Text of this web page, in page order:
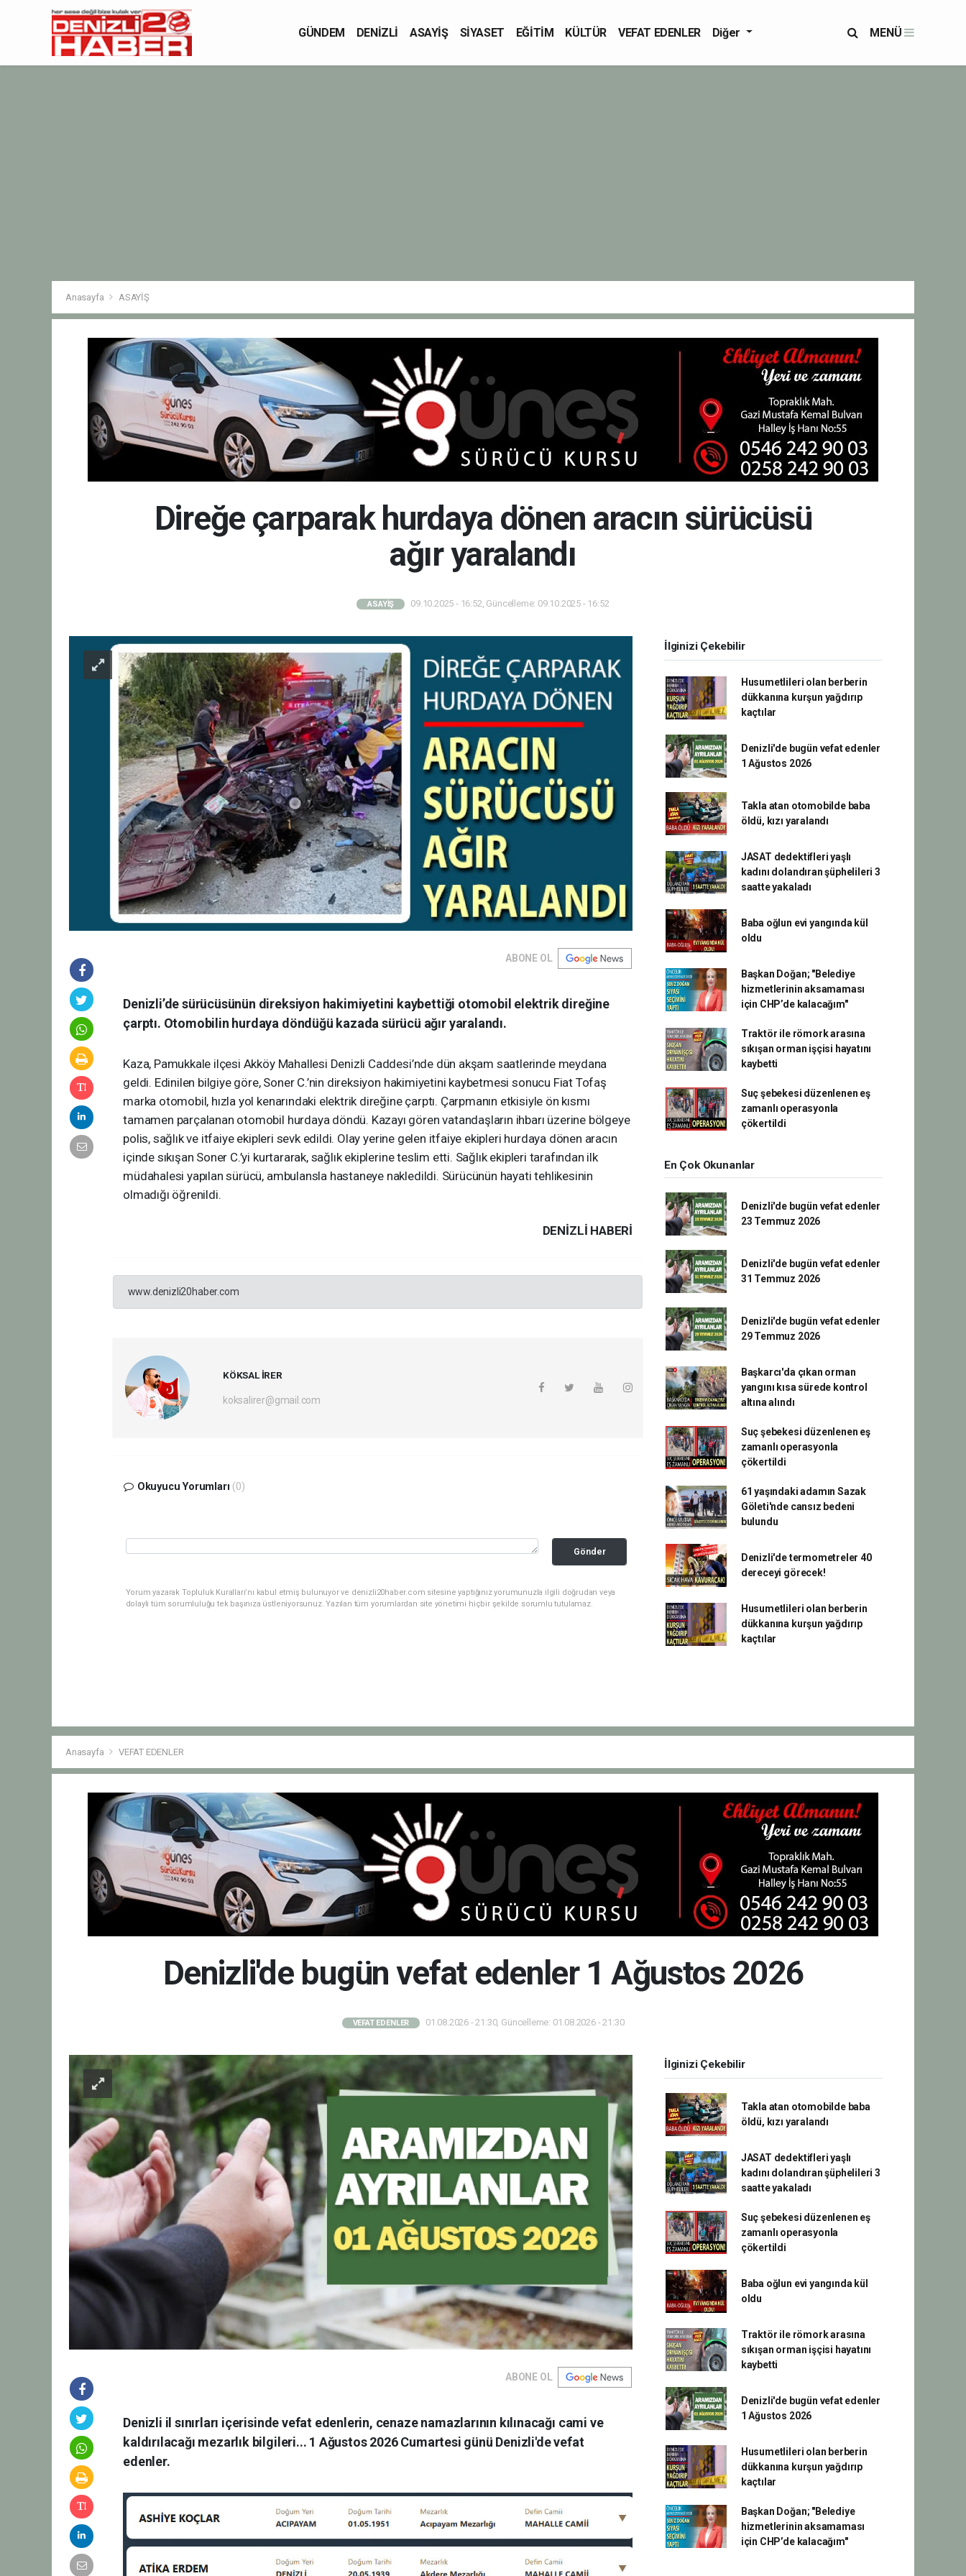
GÜNDEM DENİZLİ ASAYİŞ SİYASET EĞİTİM KÜLTÜR VEFAT EDENLER Diğer MENÜ
Anasayfa ASAYİŞ
Direğe çarparak hurdaya dönen aracın sürücüsü
ağır yaralandı
ASAYİŞ 09.10.2025 - 16:52, Güncelleme: 09.10.2025 - 16:52
ABONE OL
Denizli’de sürücüsünün direksiyon hakimiyetini kaybettiği otomobil elektrik direğine
çarptı. Otomobilin hurdaya döndüğü kazada sürücü ağır yaralandı.
Kaza, Pamukkale ilçesi Akköy Mahallesi Denizli Caddesi’nde dün akşam saatlerinde meydana
geldi. Edinilen bilgiye göre, Soner C.’nin direksiyon hakimiyetini kaybetmesi sonucu Fiat Tofaş
marka otomobil, hızla yol kenarındaki elektrik direğine çarptı. Çarpmanın etkisiyle ön kısmı
tamamen parçalanan otomobil hurdaya döndü. Kazayı gören vatandaşların ihbarı üzerine bölgeye
polis, sağlık ve itfaiye ekipleri sevk edildi. Olay yerine gelen itfaiye ekipleri hurdaya dönen aracın
içinde sıkışan Soner C.’yi kurtararak, sağlık ekiplerine teslim etti. Sağlık ekipleri tarafından ilk
müdahalesi yapılan sürücü, ambulansla hastaneye nakledildi. Sürücünün hayati tehlikesinin
olmadığı öğrenildi.
DENIZLI HABERİ
www.denizli20haber.com
KÖKSAL İRER
koksalirer@gmail.com
Okuyucu Yorumları (0)
Gönder
Yorum yazarak Topluluk Kuralları’nı kabul etmiş bulunuyor ve denizli20haber.com sitesine yaptığınız yorumunuzla ilgili doğrudan veya
dolaylı tüm sorumluluğu tek başınıza üstleniyorsunuz. Yazılan tüm yorumlardan site yönetimi hiçbir şekilde sorumlu tutulamaz.
İlginizi Çekebilir
Husumetlileri olan berberin
dükkanına kurşun yağdırıp
kaçtılar
Denizli'de bugün vefat edenler
1 Ağustos 2026
Takla atan otomobilde baba
öldü, kızı yaralandı
JASAT dedektifleri yaşlı
kadını dolandıran şüphelileri 3
saatte yakaladı
Baba oğlun evi yangında kül
oldu
Başkan Doğan; "Belediye
hizmetlerinin aksamaması
için CHP’de kalacağım"
Traktör ile römork arasına
sıkışan orman işçisi hayatını
kaybetti
Suç şebekesi düzenlenen eş
zamanlı operasyonla
çökertildi
En Çok Okunanlar
Denizli'de bugün vefat edenler
23 Temmuz 2026
Denizli'de bugün vefat edenler
31 Temmuz 2026
Denizli'de bugün vefat edenler
29 Temmuz 2026
Başkarcı'da çıkan orman
yangını kısa sürede kontrol
altına alındı
Suç şebekesi düzenlenen eş
zamanlı operasyonla
çökertildi
61 yaşındaki adamın Sazak
Göleti'nde cansız bedeni
bulundu
Denizli'de termometreler 40
dereceyi görecek!
Husumetlileri olan berberin
dükkanına kurşun yağdırıp
kaçtılar
Anasayfa VEFAT EDENLER
Denizli'de bugün vefat edenler 1 Ağustos 2026
VEFAT EDENLER 01.08.2026 - 21:30, Güncelleme: 01.08.2026 - 21:30
ABONE OL
Denizli il sınırları içerisinde vefat edenlerin, cenaze namazlarının kılınacağı cami ve
kaldırılacağı mezarlık bilgileri... 1 Ağustos 2026 Cumartesi günü Denizli'de vefat
edenler.
İlginizi Çekebilir
Takla atan otomobilde baba
öldü, kızı yaralandı
JASAT dedektifleri yaşlı
kadını dolandıran şüphelileri 3
saatte yakaladı
Suç şebekesi düzenlenen eş
zamanlı operasyonla
çökertildi
Baba oğlun evi yangında kül
oldu
Traktör ile römork arasına
sıkışan orman işçisi hayatını
kaybetti
Denizli'de bugün vefat edenler
1 Ağustos 2026
Husumetlileri olan berberin
dükkanına kurşun yağdırıp
kaçtılar
Başkan Doğan; "Belediye
hizmetlerinin aksamaması
için CHP’de kalacağım"